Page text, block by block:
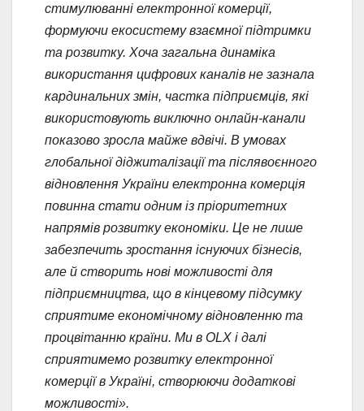
стимулюванні електронної комерції,
формуючи екосистему взаємної підтримки
та розвитку. Хоча загальна динаміка
використання цифрових каналів не зазнала
кардинальних змін, частка підприємців, які
використовують виключно онлайн-канали
показово зросла майже вдвічі. В умовах
глобальної діджиталізації та післявоєнного
відновлення України електронна комерція
повинна стати одним із пріоритетних
напрямів розвитку економіки. Це не лише
забезпечить зростання існуючих бізнесів,
але й створить нові можливості для
підприємництва, що в кінцевому підсумку
сприятиме економічному відновленню та
процвітанню країни. Ми в OLX і далі
сприятимемо розвитку електронної
комерції в Україні, створюючи додаткові
можливості».